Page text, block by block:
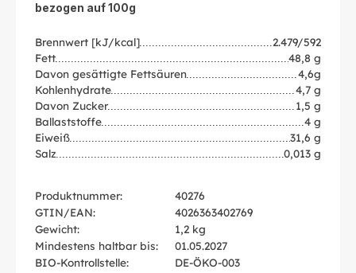
bezogen auf 100g
Brennwert [kJ/kcal]
2.479/592
Fett
48,8 g
Davon gesättigte Fettsäuren
4,6g
Kohlenhydrate
4,7 g
Davon Zucker
1,5 g
Ballaststoffe
4 g
Eiweiß
31,6 g
Salz
0,013 g
Produktnummer:
40276
GTIN/EAN:
4026363402769
Gewicht:
1,2 kg
Mindestens haltbar bis:
01.05.2027
BIO-Kontrollstelle:
DE-ÖKO-003